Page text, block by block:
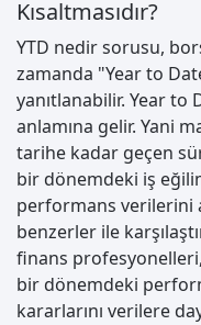
Kısaltmasıdır?
YTD nedir sorusu,
zamanda "Year to
yanıtlanabilir. Year to
anlamına gelir. Yani
tarihe kadar geçen
bir dönemdeki iş
performans verilerini
benzerler ile
finans
bir dönemdeki
kararlarını verilere